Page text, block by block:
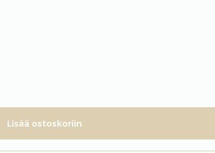
Lisää ostoskoriin